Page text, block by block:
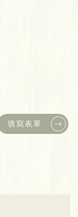
填寫表單